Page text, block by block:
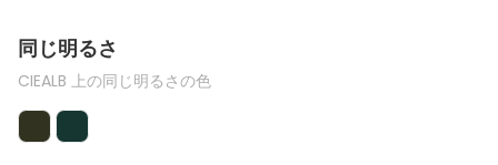
同じ明るさ
CIEALB 上の同じ明るさの色